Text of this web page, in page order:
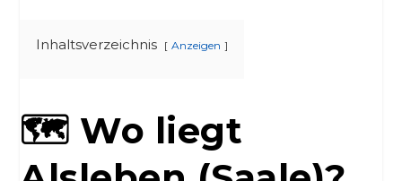
Inhaltsverzeichnis Anzeigen
🗺️ Wo liegt